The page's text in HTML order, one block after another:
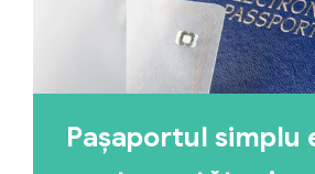
Paşaportul